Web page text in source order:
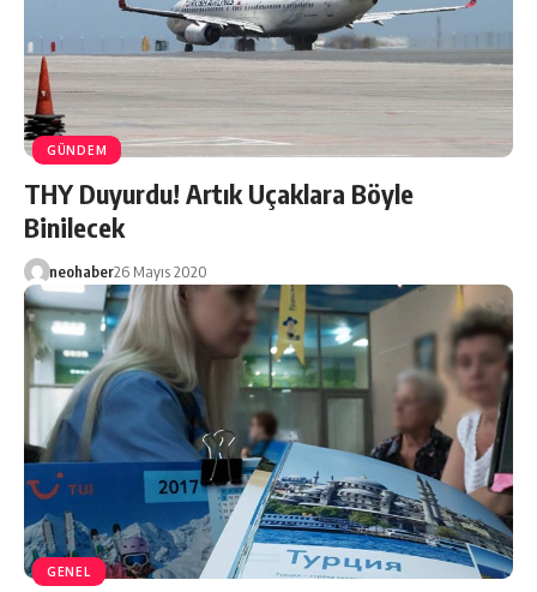
GÜNDEM
THY Duyurdu! Artık Uçaklara Böyle
Binilecek
neohaber26 Mayıs 2020
GENEL